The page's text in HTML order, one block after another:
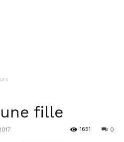
fille
0
1651